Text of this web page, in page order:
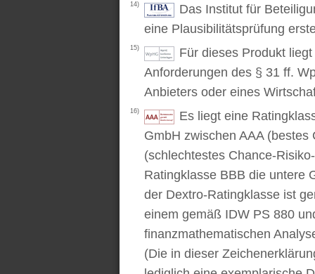
14)
Das Institut für
eine Plausibilitätsprüfung
15)
Für dieses Produkt
Anforderungen des § 31 ff.
Anbieters oder eines
16)
Es liegt eine
GmbH zwischen AAA
(schlechtestes Chance-
Ratingklasse BBB die untere
der Dextro-Ratingklasse ist
einem gemäß IDW PS 880
finanzmathematischen
(Die in dieser